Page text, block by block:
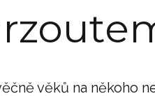
věků na někoho